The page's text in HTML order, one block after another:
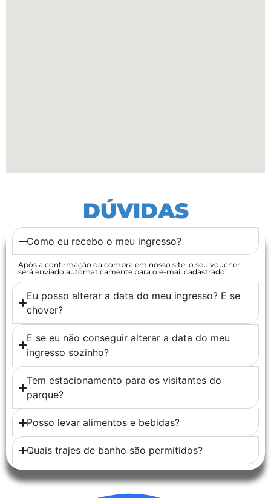
DÚVIDAS
Como eu recebo o meu ingresso?
Após a confirmação da compra em nosso site, o seu voucher
será enviado automaticamente para o e-mail cadastrado.
Eu posso alterar a data do meu ingresso? E se
chover?
E se eu não conseguir alterar a data do meu
ingresso sozinho?
Tem estacionamento para os visitantes do
parque?
Posso levar alimentos e bebidas?
Quais trajes de banho são permitidos?